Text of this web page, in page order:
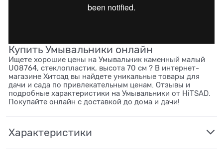
Купить Умывальники онлайн
Ищете хорошие цены на Умывальник каменный малый
U08764, стеклопластик, высота 70 см ? В интернет-
магазине Хитсад вы найдете уникальные товары для
дачи и сада по привлекательным ценам. Отзывы и
подробные характеристики на Умывальники от HiTSAD.
Покупайте онлайн с доставкой до дома и дачи!
Характеристики